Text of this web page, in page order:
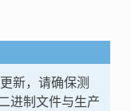
新，请确保测
进制文件与生产